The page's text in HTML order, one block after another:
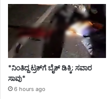
*ನಿಂತಿದ್ದ ಟ್ರಕ್‌ಗೆ ಬೈಕ್ ಡಿಕ್ಕಿ; ಸವಾರ
ಸಾವು*
6 hours ago